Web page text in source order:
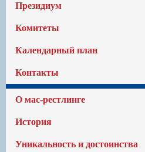
Президиум
Комитеты
Календарный план
Контакты
О мас-рестлинге
История
Уникальность и достоинства